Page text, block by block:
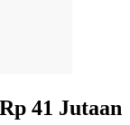
41 Jutaan